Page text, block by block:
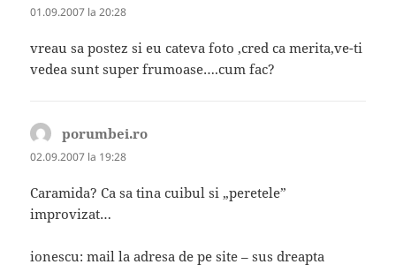
01.09.2007 la 20:28
vreau sa postez si eu cateva foto ,cred ca merita,ve-ti
vedea sunt super frumoase….cum fac?
porumbei.ro
02.09.2007 la 19:28
Caramida? Ca sa tina cuibul si „peretele”
improvizat…
ionescu: mail la adresa de pe site – sus dreapta